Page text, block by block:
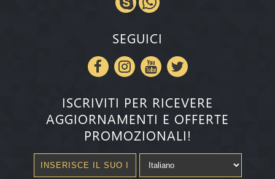
SEGUICI
ISCRIVITI PER RICEVERE
AGGIORNAMENTI E OFFERTE
PROMOZIONALI!